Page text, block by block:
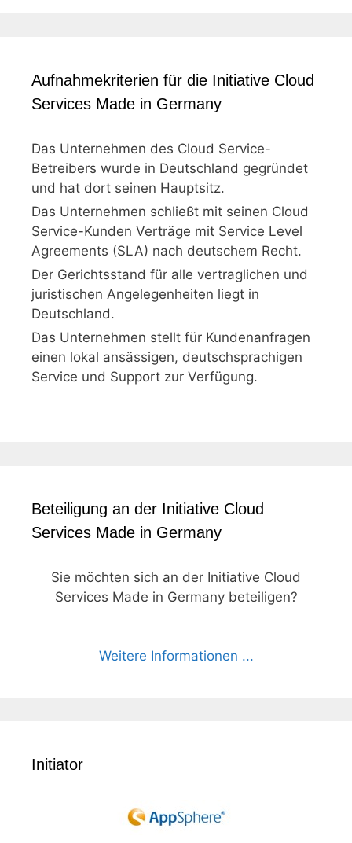
Aufnahmekriterien für die Initiative Cloud
Services Made in Germany
Das Unternehmen des Cloud Service-
Betreibers wurde in Deutschland gegründet
und hat dort seinen Hauptsitz.
Das Unternehmen schließt mit seinen Cloud
Service-Kunden Verträge mit Service Level
Agreements (SLA) nach deutschem Recht.
Der Gerichtsstand für alle vertraglichen und
juristischen Angelegenheiten liegt in
Deutschland.
Das Unternehmen stellt für Kundenanfragen
einen lokal ansässigen, deutschsprachigen
Service und Support zur Verfügung.
Beteiligung an der Initiative Cloud
Services Made in Germany
Sie möchten sich an der Initiative Cloud
Services Made in Germany beteiligen?
Weitere Informationen ...
Initiator